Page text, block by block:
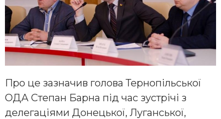
Про це зазначив голова Тернопільської
ОДА Степан Барна під час зустрічі з
делегаціями Донецької, Луганської,